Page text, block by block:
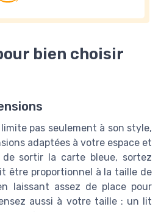
bien choisir
pas seulement à son style,
adaptées à votre espace et
sortir la carte bleue, sortez
être proportionnel à la taille de
laissant assez de place pour
aussi à votre taille : un lit